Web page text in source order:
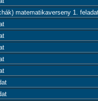
matematikaverseny 1.